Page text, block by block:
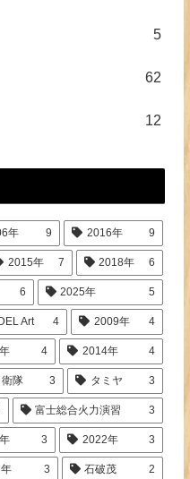
5
62
12
年 9 2016年 9
2015年 7 2018年 6
6 2025年 5
Art 4 2009年 4
4 2014年 4
隊 3 タミヤ 3
富士総合火力演習 3
3 2022年 3
3 石破茂 2